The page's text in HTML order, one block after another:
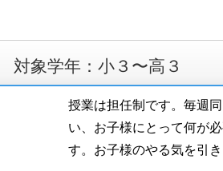
対象学年：小３〜高３
授業は担任制です。毎週
い、お子様にとって何が
す。お子様のやる気を引